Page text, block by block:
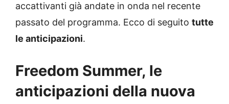
accattivanti già andate in onda nel recente
passato del programma. Ecco di seguito tutte
le anticipazioni.
Freedom Summer, le
anticipazioni della nuova